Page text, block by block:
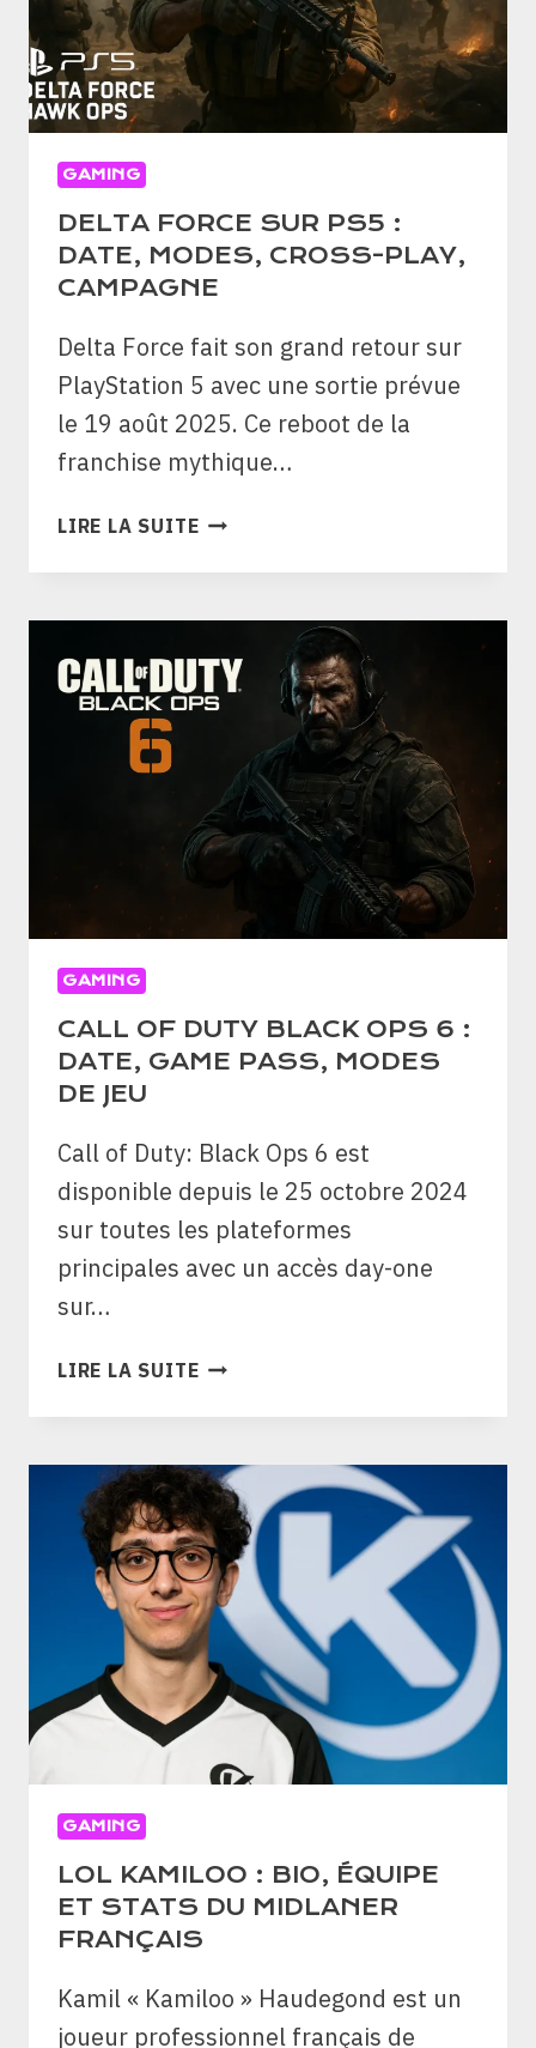
JOUEURS)
GAMING
DELTA FORCE SUR PS5 :
DATE, MODES, CROSS-PLAY,
CAMPAGNE
Delta Force fait son grand retour sur
PlayStation 5 avec une sortie prévue
le 19 août 2025. Ce reboot de la
franchise mythique…
LIRE LA SUITEDELTA
SUR
DATE,
MODES,
PLAY,
CAMPAGNE
GAMING
CALL OF DUTY BLACK OPS 6 :
DATE, GAME PASS, MODES
DE JEU
Call of Duty: Black Ops 6 est
disponible depuis le 25 octobre 2024
sur toutes les plateformes
principales avec un accès day-one
sur…
LIRE LA SUITECALL
DUTY
OPS
6
:
DATE,
GAME
PASS,
MODES
DE
JEU
GAMING
LOL KAMILOO : BIO, ÉQUIPE
ET STATS DU MIDLANER
FRANÇAIS
Kamil « Kamiloo » Haudegond est un
joueur professionnel français de